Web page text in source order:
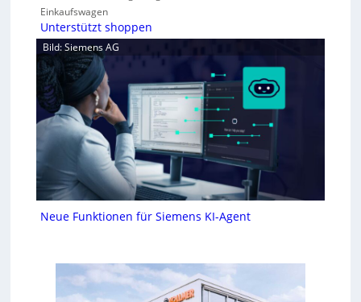
Einkaufswagen
Unterstützt shoppen
Bild: Siemens AG
Neue Funktionen für Siemens KI-Agent